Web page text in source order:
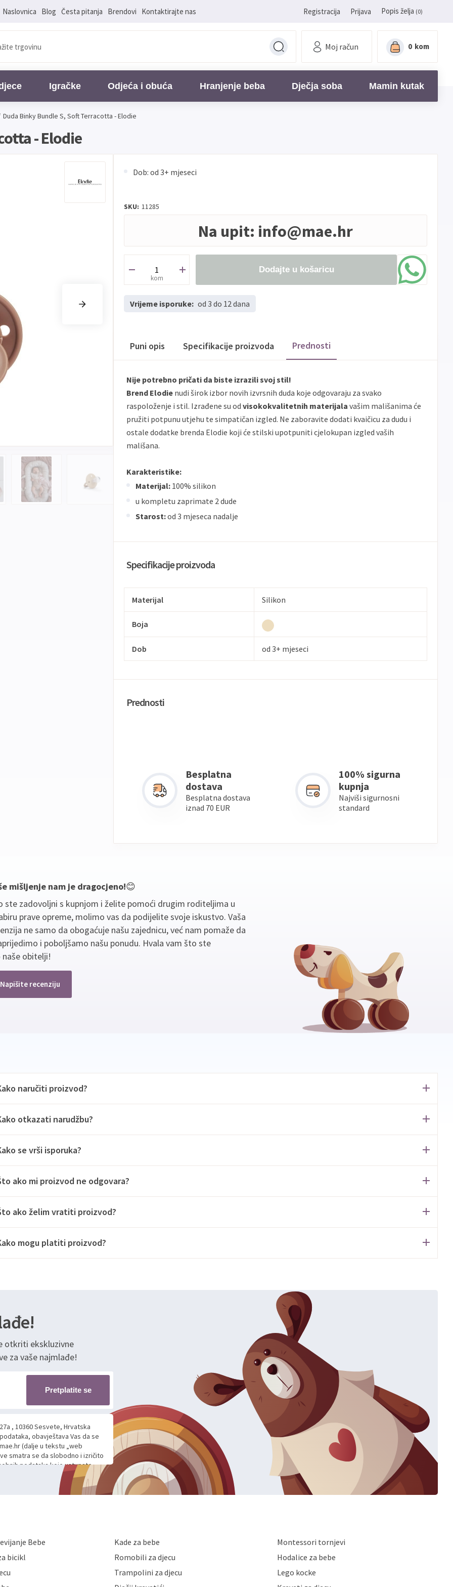
Naslovnica Blog Česta pitanja Brendovi Kontaktirajte nas Registracija Prijava Popis želja (0)
Moj račun 0 kom
Igračke Odjeća i obuća Hranjenje beba Dječja soba Mamin kutak
Duda Binky Bundle S, Soft Terracotta - Elodie
- Elodie
Dob: od 3+ mjeseci
SKU: 11285
Na upit: info@mae.hr
kom
Dodajte u košaricu
Vrijeme isporuke: od 3 do 12 dana
Puni opis Specifikacije proizvoda Prednosti
Nije potrebno pričati da biste izrazili svoj stil!
Brend Elodie nudi širok izbor novih izvrsnih duda koje odgovaraju za svako
raspoloženje i stil. Izrađene su od visokokvalitetnih materijala vašim mališanima će
pružiti potpunu utjehu te simpatičan izgled. Ne zaboravite dodati kvaičicu za dudu i
ostale dodatke brenda Elodie koji će stilski upotpuniti cjelokupan izgled vaših
mališana.
Karakteristike:
Materijal: 100% silikon
u kompletu zaprimate 2 dude
Starost:od 3 mjeseca nadalje
Specifikacije proizvoda
Materijal Silikon
Boja
Dob od 3+ mjeseci
Prednosti
Besplatna
dostava
Besplatna dostava
iznad 70 EUR
100% sigurna
kupnja
Najviši sigurnosni
standard
mišljenje nam je dragocjeno!😊
ste zadovoljni s kupnjom i želite pomoći drugim roditeljima u
prave opreme, molimo vas da podijelite svoje iskustvo. Vaša
ne samo da obogaćuje našu zajednicu, već nam pomaže da
i poboljšamo našu ponudu. Hvala vam što ste
naše obitelji!
Napišite recenziju
naručiti proizvod?
otkazati narudžbu?
se vrši isporuka?
ako mi proizvod ne odgovara?
ako želim vratiti proizvod?
mogu platiti proizvod?
otkriti ekskluzivne
za vaše najmlađe!
Pretplatite se
, 10360 Sesvete, Hrvatska
obavještava Vas da se
(dalje u tekstu „web
smatra se da slobodno i izričito
podataka koje ustupate
komunikacije na Vaš upit
davanju podataka te ovu Izjavu
osobne podatke u jednu od
koju možete pročitati
osobnih podataka od
povjerljivost Vaših osobnih
podataka samo onim svojim
Bebe Kade za bebe
Montessori tornjevi
bicikl Romobili za djecu
Hodalice za bebe
Trampolini za djecu
Lego kocke